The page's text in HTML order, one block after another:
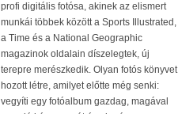
profi digitális fotósa, akinek az elismert
munkái többek között a Sports Illustrated,
a Time és a National Geographic
magazinok oldalain díszelegtek, új
terepre merészkedik. Olyan fotós könyvet
hozott létre, amilyet előtte még senki:
vegyíti egy fotóalbum gazdag, magával